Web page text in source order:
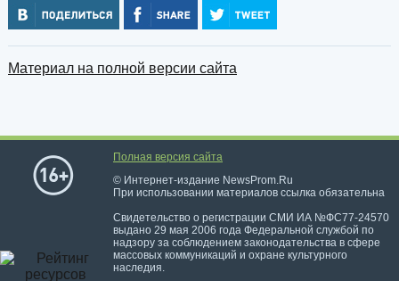
Материал на полной версии сайта
Полная версия сайта
© Интернет-издание NewsProm.Ru
При использовании материалов ссылка обязательна
Свидетельство о регистрации СМИ ИА №ФС77-24570
выдано 29 мая 2006 года Федеральной службой по
надзору за соблюдением законодательства в сфере
массовых коммуникаций и охране культурного
наследия.